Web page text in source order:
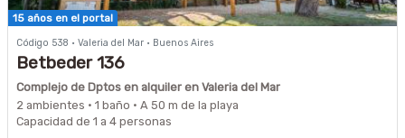
15 años en el portal
Código 538 · Valeria del Mar · Buenos Aires
Betbeder 136
Complejo de Dptos en alquiler en Valeria del Mar
2 ambientes · 1 baño · A 50 m de la playa
Capacidad de 1 a 4 personas